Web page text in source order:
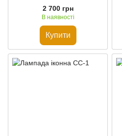
2 700 грн
В наявності
Купити